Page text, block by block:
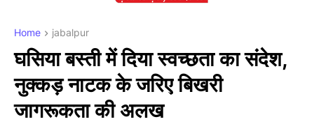
Home jabalpur
घसिया बस्ती में दिया स्वच्छता का संदेश,
नुक्कड़ नाटक के जरिए बिखरी
जागरूकता की अलख